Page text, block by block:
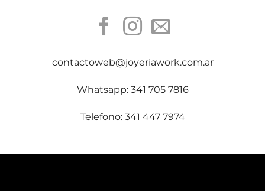
contactoweb@joyeriawork.com.ar
Whatsapp: 341 705 7816
Telefono: 341 447 7974